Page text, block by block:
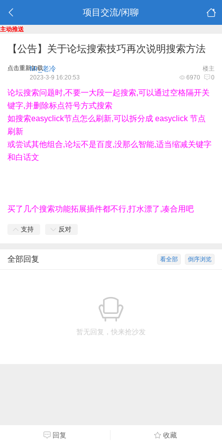
项目交流/闲聊
主动推送
【公告】关于论坛搜索技巧再次说明搜索方法
点击重新加载 楼主
Mr_老冷
6970 0
2023-3-9 16:20:53
论坛搜索问题时,不要一大段一起搜索,可以通过空格隔开关
键字,并删除标点符号方式搜索
如搜索easyclick节点怎么刷新,可以拆分成 easyclick 节点
刷新
或尝试其他组合,论坛不是百度,没那么智能,适当缩减关键字
和白话文
买了几个搜索功能拓展插件都不行,打水漂了,凑合用吧
支持 反对
倒序浏览
看全部
全部回复
暂无回复，快来抢沙发
回复 收藏